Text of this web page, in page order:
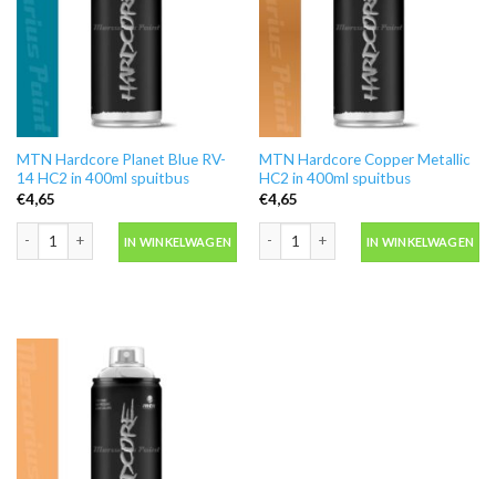
MTN Hardcore Planet Blue RV-
14 HC2 in 400ml spuitbus
€4,65
IN WINKELWAGEN
MTN Hardcore Copper Metallic
HC2 in 400ml spuitbus
€4,65
IN WINKELWAGEN